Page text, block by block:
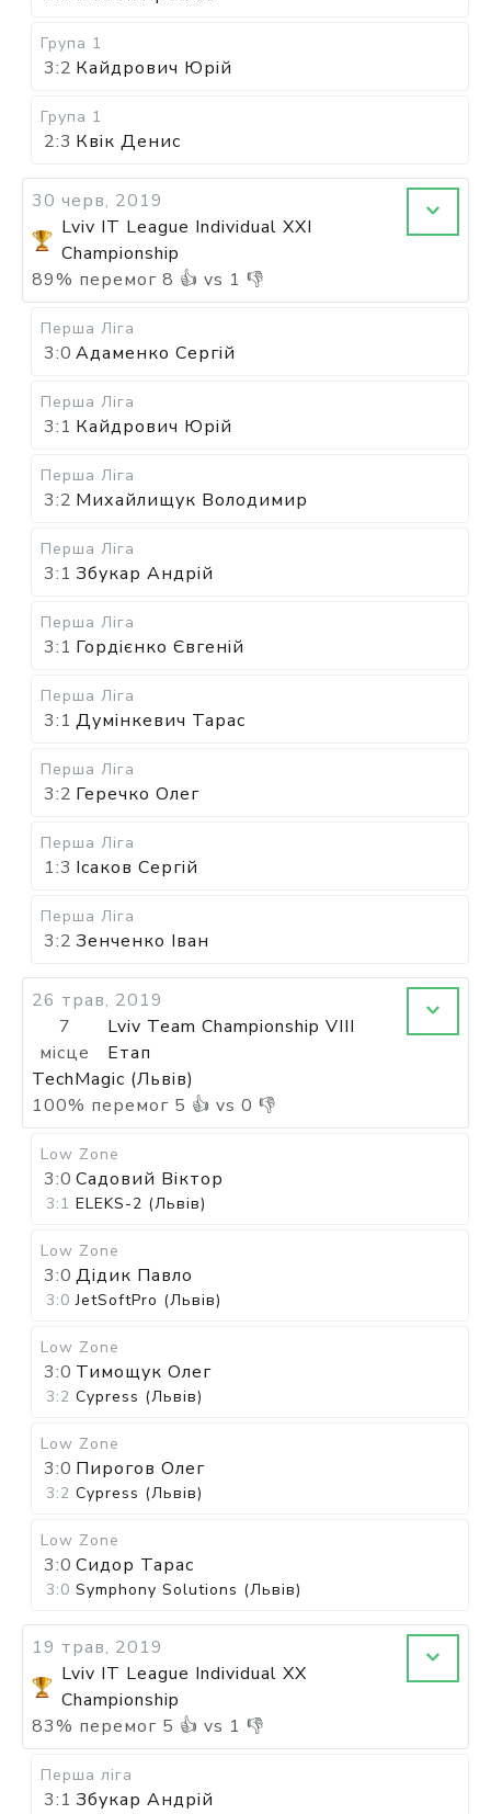
Група 1
3:2 Кайдрович Юрій
Група 1
2:3 Квік Денис
30 черв, 2019
Lviv IT League Individual XXI
Championship
89% перемог 8 👍 vs 1 👎
Перша Ліга
3:0 Адаменко Сергій
Перша Ліга
3:1 Кайдрович Юрій
Перша Ліга
3:2 Михайлищук Володимир
Перша Ліга
3:1 Збукар Андрій
Перша Ліга
3:1 Гордієнко Євгеній
Перша Ліга
3:1 Думінкевич Тарас
Перша Ліга
3:2 Геречко Олег
Перша Ліга
1:3 Ісаков Сергій
Перша Ліга
3:2 Зенченко Іван
26 трав, 2019
7
місце
Lviv Team Championship VIII
Етап
TechMagic (Львів)
100% перемог 5 👍 vs 0 👎
Low Zone
3:0 Садовий Віктор
3:1 ELEKS-2 (Львів)
Low Zone
3:0 Дідик Павло
3:0 JetSoftPro (Львів)
Low Zone
3:0 Тимощук Олег
3:2 Cypress (Львів)
Low Zone
3:0 Пирогов Олег
3:2 Cypress (Львів)
Low Zone
3:0 Сидор Тарас
3:0 Symphony Solutions (Львів)
19 трав, 2019
Lviv IT League Individual XX
Championship
83% перемог 5 👍 vs 1 👎
Перша ліга
3:1 Збукар Андрій